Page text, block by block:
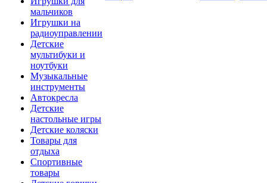
мальчиков
Игрушки на
радиоуправлении
Детские
мультибуки и
ноутбуки
Музыкальные
инструменты
Автокресла
Детские
настольные игры
Детские коляски
Товары для
отдыха
Спортивные
товары